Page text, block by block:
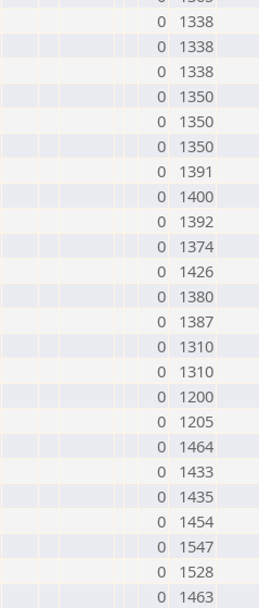
0
1338
0
1338
0
1338
0
1350
0
1350
0
1350
0
1391
0
1400
0
1392
0
1374
0
1426
0
1380
0
1387
0
1310
0
1310
0
1200
0
1205
0
1464
0
1433
0
1435
0
1454
0
1547
0
1528
0
1463